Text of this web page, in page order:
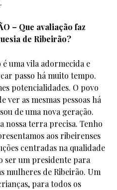
– Que avaliação faz
de Ribeirão?
é uma vila adormecida e
passo há muito tempo.
potencialidades. O povo
ver as mesmas pessoas há
de uma nova geração.
nossa terra precisa. Tenho
aos ribeirenses
centradas na qualidade
ser um presidente para
mulheres de Ribeirão. Um
para todos os